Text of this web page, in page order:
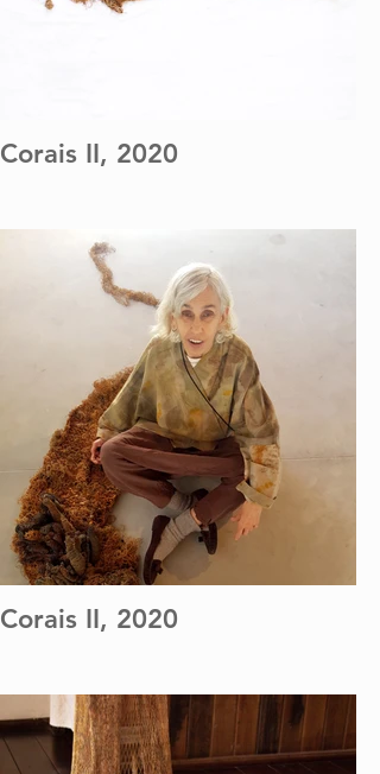
Corais II, 2020
Corais II, 2020